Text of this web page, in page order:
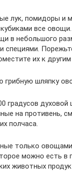
лук, помидоры и
все
в небольшого
специями.
их к
грибную шляпку
градусов
на противень,
полчаса.
только
можно есть в
животных